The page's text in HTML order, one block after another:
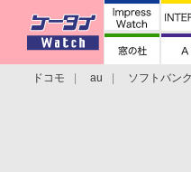
ドコモ au ソフトバンク